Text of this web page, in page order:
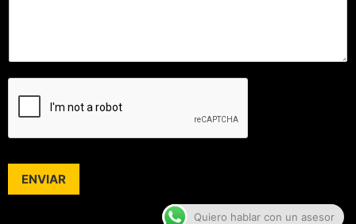
ENVIAR
Quiero hablar con un asesor